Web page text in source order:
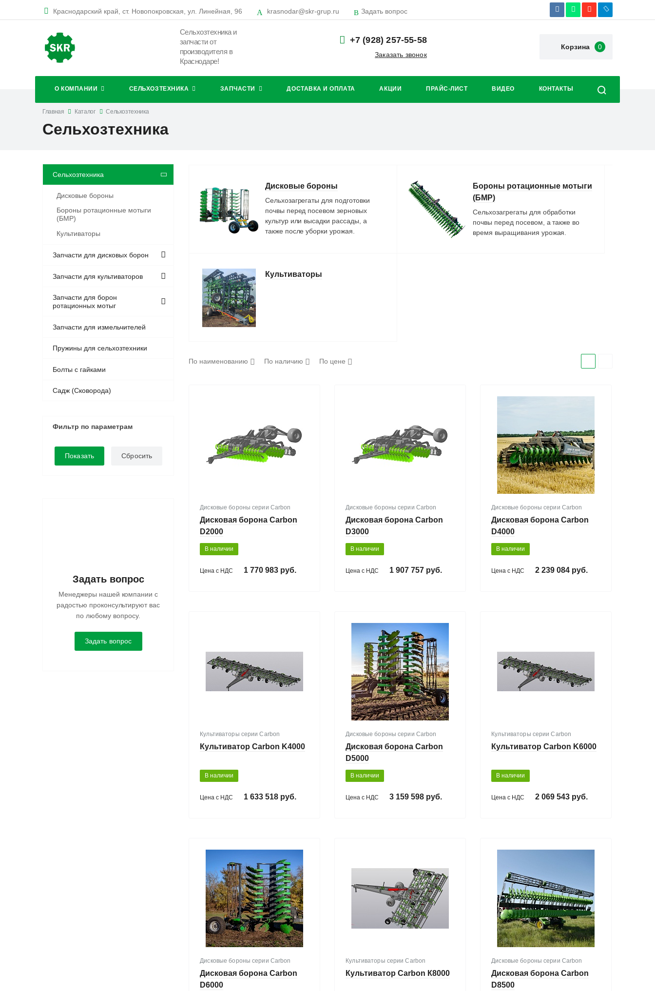
Краснодарский край, ст. Новопокровская, ул. Линейная, 96 krasnodar@skr-grup.ru Задать вопрос
Сельхозтехника и
запчасти от
производителя в
Краснодаре!
+7 (928) 257-55-58
Заказать звонок
Корзина 0
О КОМПАНИИ СЕЛЬХОЗТЕХНИКА ЗАПЧАСТИ ДОСТАВКА И ОПЛАТА АКЦИИ ПРАЙС-ЛИСТ ВИДЕО КОНТАКТЫ
Главная Каталог Сельхозтехника
Сельхозтехника
Сельхозтехника
Дисковые бороны
Бороны ротационные мотыги
(БМР)
Культиваторы
Запчасти для дисковых борон
Запчасти для культиваторов
Запчасти для борон
ротационных мотыг
Запчасти для измельчителей
Пружины для сельхозтехники
Болты с гайками
Садж (Сковорода)
Фильтр по параметрам
Задать вопрос
Менеджеры нашей компании с
радостью проконсультируют вас
по любому вопросу.
Задать вопрос
Дисковые бороны
Сельхозагрегаты для подготовки
почвы перед посевом зерновых
культур или высадки рассады, а
также после уборки урожая.
Бороны ротационные мотыги
(БМР)
Сельхозагрегаты для обработки
почвы перед посевом, а также во
время выращивания урожая.
Культиваторы
По наименованию По наличию По цене
Дисковые бороны серии Carbon
Дисковая борона Carbon
D2000
В наличии
Цена с НДС 1 770 983 руб.
Дисковые бороны серии Carbon
Дисковая борона Carbon
D3000
В наличии
Цена с НДС 1 907 757 руб.
Дисковые бороны серии Carbon
Дисковая борона Carbon
D4000
В наличии
Цена с НДС 2 239 084 руб.
Культиваторы серии Carbon
Культиватор Carbon K4000
В наличии
Цена с НДС 1 633 518 руб.
Дисковые бороны серии Carbon
Дисковая борона Carbon
D5000
В наличии
Цена с НДС 3 159 598 руб.
Культиваторы серии Carbon
Культиватор Carbon K6000
В наличии
Цена с НДС 2 069 543 руб.
Дисковые бороны серии Carbon
Дисковая борона Carbon
D6000
Культиваторы серии Carbon
Культиватор Carbon К8000
Дисковые бороны серии Carbon
Дисковая борона Carbon
D8500